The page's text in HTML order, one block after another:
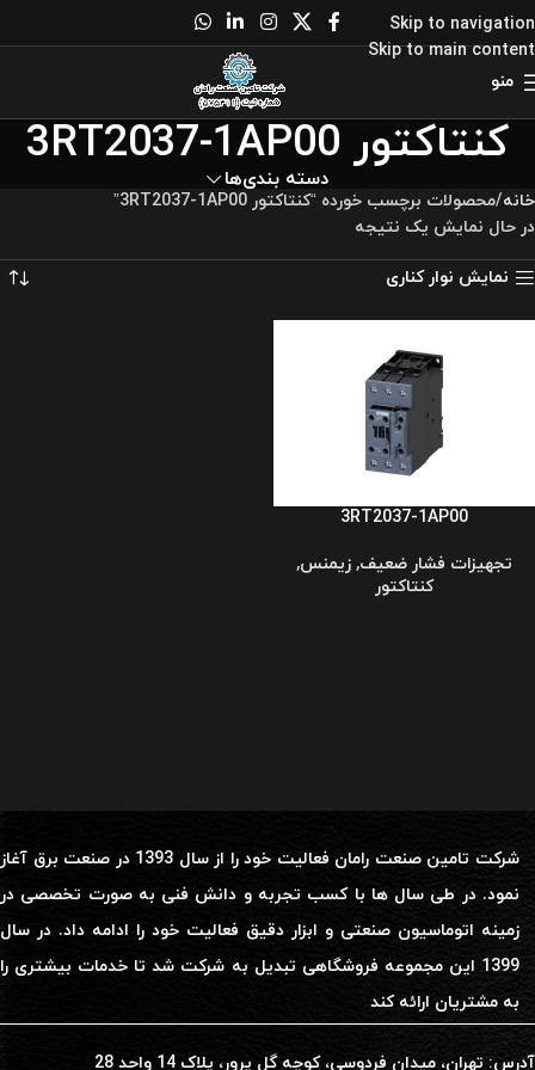
Skip to navigation
Skip to main content
منو
کنتاکتور 3RT2037-1AP00
دسته بندی‌ها
خانه محصولات برچسب خورده “کنتاکتور 3RT2037-1AP00”
در حال نمایش یک نتیجه
نمایش نوار کناری
3RT2037-1AP00
تجهیزات فشار ضعیف, زیمنس,
کنتاکتور
شرکت تامین صنعت رامان فعالیت خود را از سال 1393 در صنعت برق آغاز
نمود. در طی سال ها با کسب تجربه و دانش فنی به صورت تخصصی در
زمینه اتوماسیون صنعتی و ابزار دقیق فعالیت خود را ادامه داد. در سال
1399 این مجموعه فروشگاهی تبدیل به شرکت شد تا خدمات بیشتری را
به مشتریان ارائه کند
آدرس: تهران، میدان فردوسی، کوچه گل پرور، پلاک 14 واحد 28